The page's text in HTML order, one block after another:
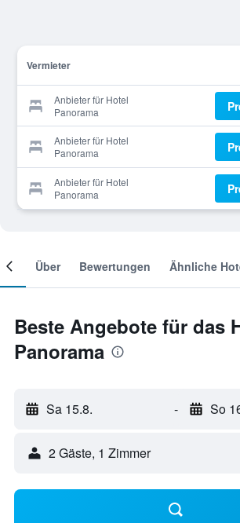
Vermieter
Anbieter für Hotel
Panorama
Anbieter für Hotel
Panorama
Anbieter für Hotel
Panorama
Über Bewertungen Ähnliche
Beste Angebote für das
Panorama
Sa 15.8. - So
2 Gäste, 1 Zimmer